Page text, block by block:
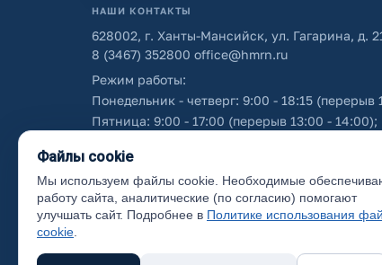
НАШИ КОНТАКТЫ
628002, г. Ханты-Мансийск, ул. Гагарина, д.
8 (3467) 352800 office@hmrn.ru
Режим работы:
Понедельник - четверг: 9:00 - 18:15 (перерыв
Пятница: 9:00 - 17:00 (перерыв 13:00 - 14:00);
Об использовании персональных данных
Файлы cookie
Мы используем файлы cookie. Необходимые
работу сайта, аналитические (по согласию) помогают
улучшать сайт. Подробнее в Политике использования
cookie